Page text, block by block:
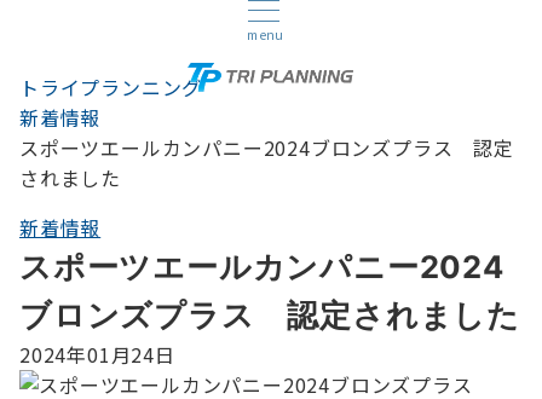
menu
トライプランニング
新着情報
スポーツエールカンパニー2024ブロンズプラス 認定
されました
新着情報
スポーツエールカンパニー2024
ブロンズプラス 認定されました
2024年01月24日